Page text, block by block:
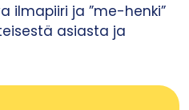
ilmapiiri ja ”me-henki”
asiasta ja